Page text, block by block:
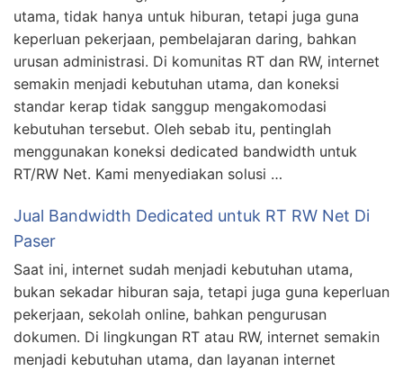
utama, tidak hanya untuk hiburan, tetapi juga guna
keperluan pekerjaan, pembelajaran daring, bahkan
urusan administrasi. Di komunitas RT dan RW, internet
semakin menjadi kebutuhan utama, dan koneksi
standar kerap tidak sanggup mengakomodasi
kebutuhan tersebut. Oleh sebab itu, pentinglah
menggunakan koneksi dedicated bandwidth untuk
RT/RW Net. Kami menyediakan solusi …
Jual Bandwidth Dedicated untuk RT RW Net Di
Paser
Saat ini, internet sudah menjadi kebutuhan utama,
bukan sekadar hiburan saja, tetapi juga guna keperluan
pekerjaan, sekolah online, bahkan pengurusan
dokumen. Di lingkungan RT atau RW, internet semakin
menjadi kebutuhan utama, dan layanan internet